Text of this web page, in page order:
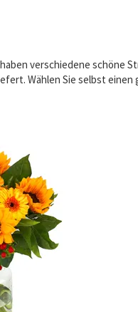
verschiedene schöne
Wählen Sie selbst